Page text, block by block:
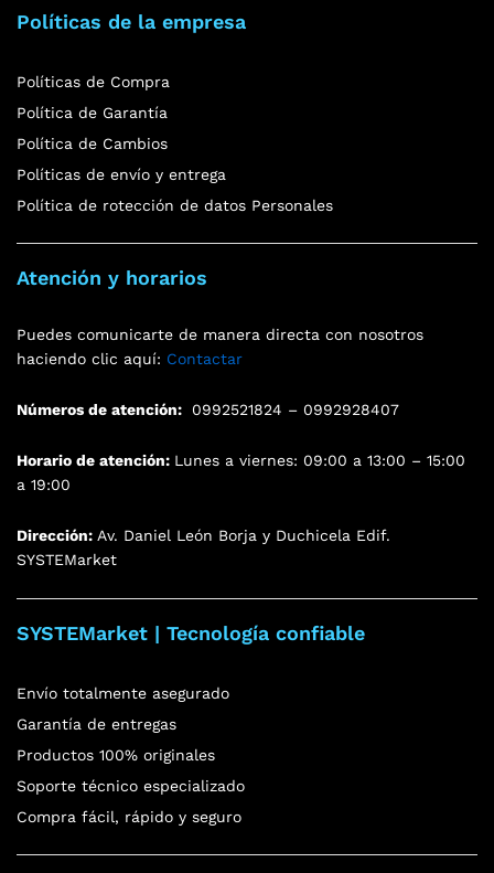
Políticas de la empresa
Políticas de Compra
Política de Garantía
Política de Cambios
Políticas de envío y entrega
Política de rotección de datos Personales
Atención y horarios
Puedes comunicarte de manera directa con nosotros
haciendo clic aquí: Contactar
Números de atención: 0992521824 – 0992928407
Horario de atención: Lunes a viernes: 09:00 a 13:00 – 15:00
a 19:00
Dirección: Av. Daniel León Borja y Duchicela Edif.
SYSTEMarket
SYSTEMarket | Tecnología confiable
Envío totalmente asegurado
Garantía de entregas
Productos 100% originales
Soporte técnico especializado
Compra fácil, rápido y seguro